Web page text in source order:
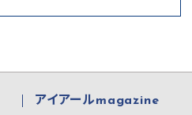
アイアールmagazine